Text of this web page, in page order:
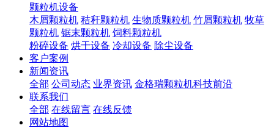
颗粒机设备
木屑颗粒机 秸秆颗粒机 生物质颗粒机 竹屑颗粒机 牧草
颗粒机 锯末颗粒机 饲料颗粒机
粉碎设备 烘干设备 冷却设备 除尘设备
客户案例
新闻资讯
全部 公司动态 业界资讯 金格瑞颗粒机科技前沿
联系我们
全部 在线留言 在线反馈
网站地图